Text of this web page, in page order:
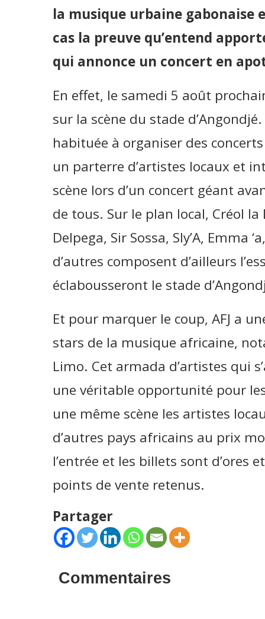
la musique urbaine gabonaise
cas la preuve qu’entend
qui annonce un concert en
En effet, le samedi 5 août
sur la scène du stade
habituée à organiser des
un parterre d’artistes locaux et
scène lors d’un concert géant
de tous. Sur le plan local, Créol la
Delpega, Sir Sossa, Sly’A, Emma
d’autres composent d’ailleurs
éclabousseront le stade
Et pour marquer le coup, AFJ a
stars de la musique africaine,
Limo. Cet armada d’artistes qui
une véritable opportunité pour
une même scène les artistes
d’autres pays africains au prix
l’entrée et les billets sont d’ores
points de vente retenus.
Partager
Commentaires